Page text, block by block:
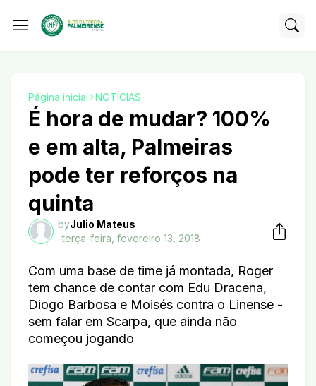
Página inicial NOTÍCIAS
É hora de mudar? 100%
e em alta, Palmeiras
pode ter reforços na
quinta
byJulio Mateus
-terça-feira, fevereiro 13, 2018
Com uma base de time já montada, Roger
tem chance de contar com Edu Dracena,
Diogo Barbosa e Moisés contra o Linense -
sem falar em Scarpa, que ainda não
começou jogando